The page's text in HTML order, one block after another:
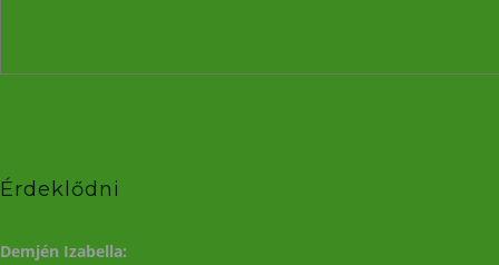
Érdeklődni
Demjén Izabella: